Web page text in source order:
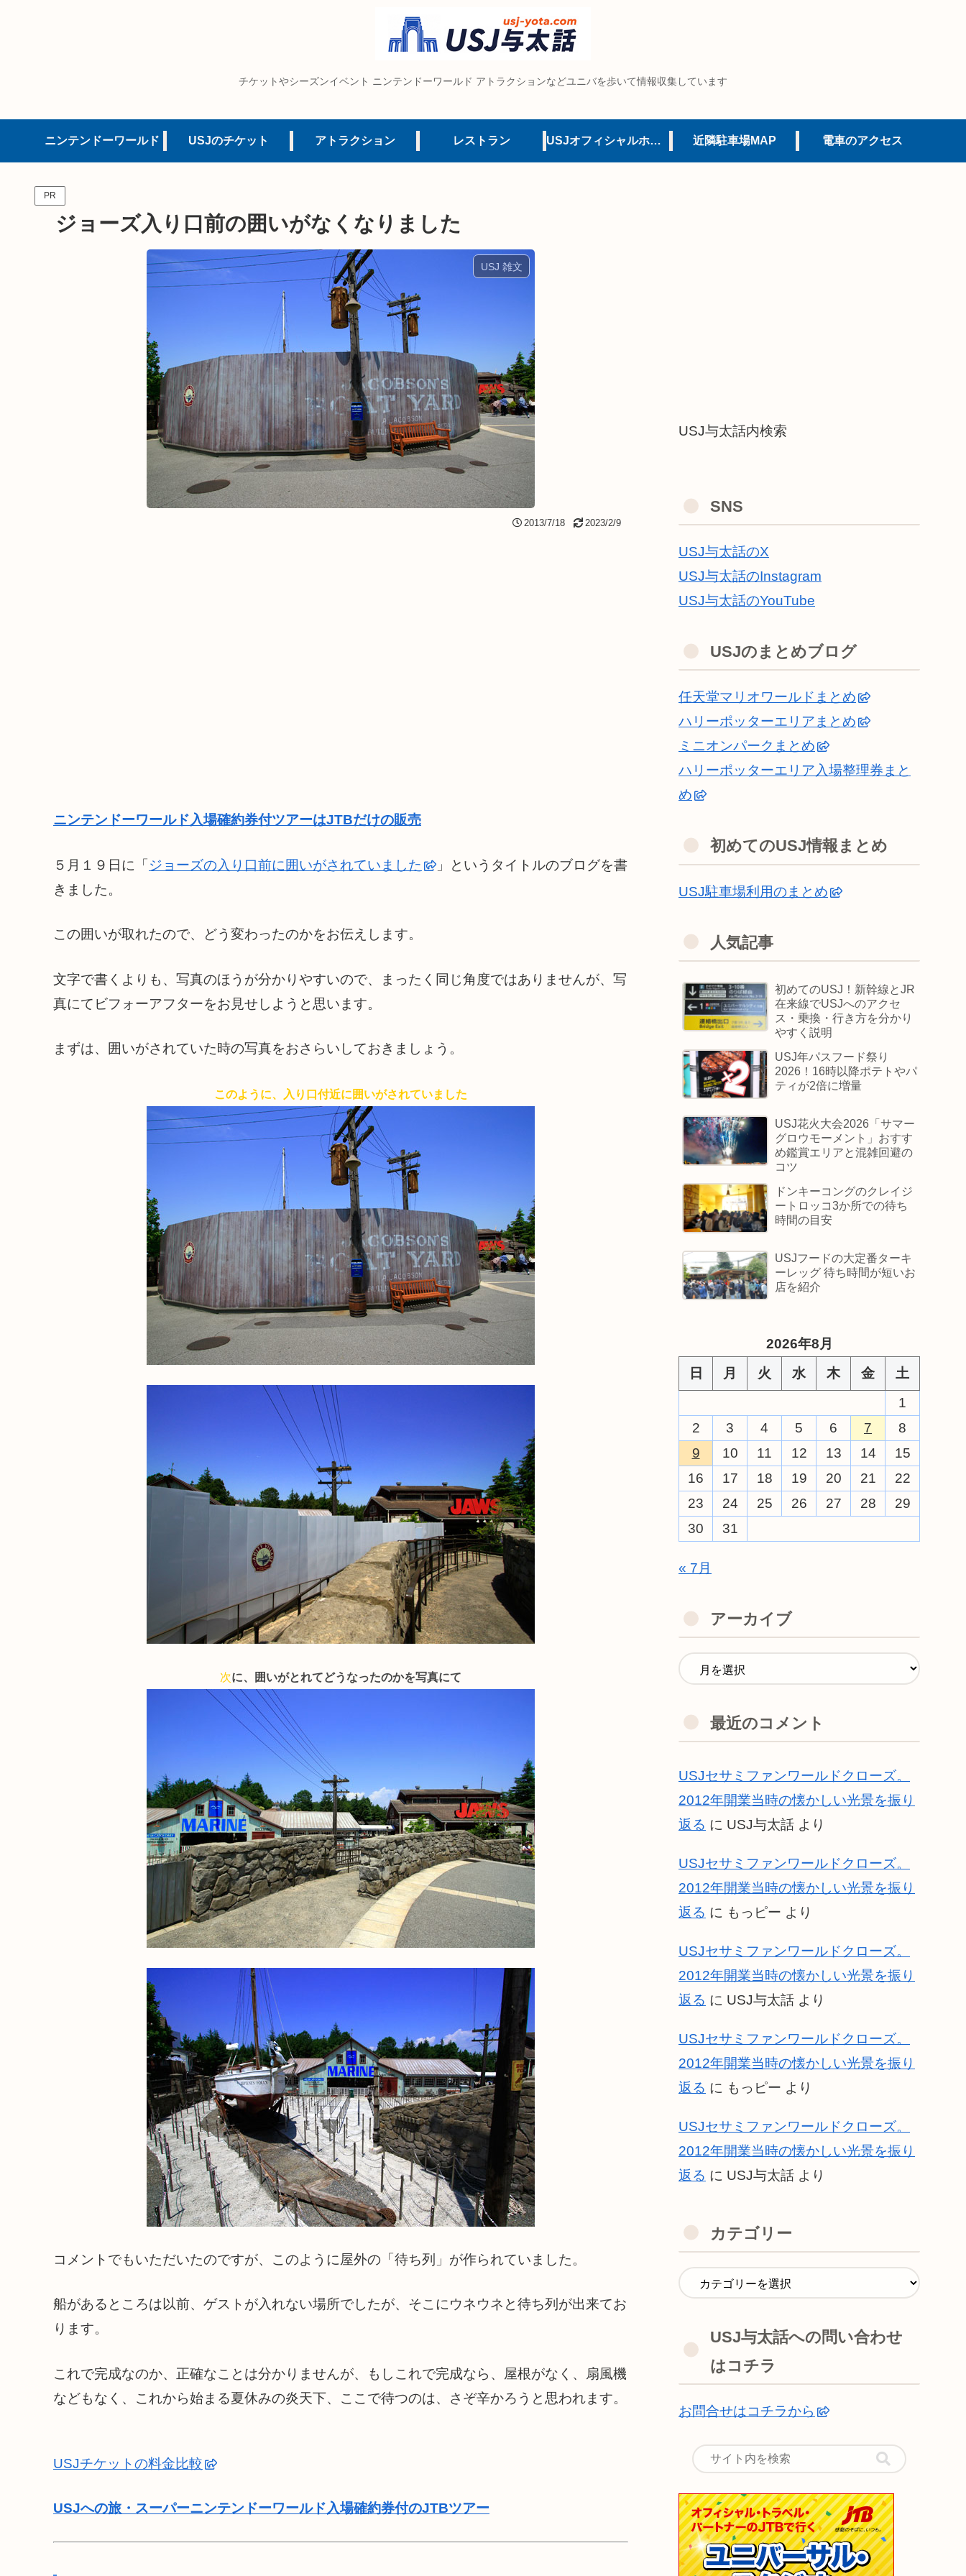
チケットやシーズンイベント ニンテンドーワールド アトラクションなどユニバを歩いて情報収集しています
ニンテンドーワールド USJのチケット アトラクション レストラン USJオフィシャルホテル 近隣駐車場MAP 電車のアクセス
PR
ジョーズ入り口前の囲いがなくなりました
USJ 雑文
2013/7/18 2023/2/9
ニンテンドーワールド入場確約券付ツアーはJTBだけの販売
５月１９日に「ジョーズの入り口前に囲いがされていました
」というタイトルのブログを書
きました。
この囲いが取れたので、どう変わったのかをお伝えします。
文字で書くよりも、写真のほうが分かりやすいので、まったく同じ角度ではありませんが、写
真にてビフォーアフターをお見せしようと思います。
まずは、囲いがされていた時の写真をおさらいしておきましょう。
このように、入り口付近に囲いがされていました
次に、囲いがとれてどうなったのかを写真にて
コメントでもいただいたのですが、このように屋外の「待ち列」が作られていました。
船があるところは以前、ゲストが入れない場所でしたが、そこにウネウネと待ち列が出来てお
ります。
これで完成なのか、正確なことは分かりませんが、もしこれで完成なら、屋根がなく、扇風機
などもなく、これから始まる夏休みの炎天下、ここで待つのは、さぞ辛かろうと思われます。
USJチケットの料金比較
USJへの旅・スーパーニンテンドーワールド入場確約券付のJTBツアー
USJ与太話内検索
SNS
USJ与太話のX
USJ与太話のInstagram
USJ与太話のYouTube
USJのまとめブログ
任天堂マリオワールドまとめ
ハリーポッターエリアまとめ
ミニオンパークまとめ
ハリーポッターエリア入場整理券まと
め
初めてのUSJ情報まとめ
USJ駐車場利用のまとめ
人気記事
初めてのUSJ！新幹線とJR
在来線でUSJへのアクセ
ス・乗換・行き方を分かり
やすく説明
USJ年パスフード祭り
2026！16時以降ポテトやパ
ティが2倍に増量
USJ花火大会2026「サマー
グロウモーメント」おすす
め鑑賞エリアと混雑回避の
コツ
ドンキーコングのクレイジ
ートロッコ3か所での待ち
時間の目安
USJフードの大定番ターキ
ーレッグ 待ち時間が短いお
店を紹介
2026年8月
日
月 火 水 木 金
土
1
2
3 4 5 6 7
8
9
10 11 12 13 14
15
16
17 18 19 20 21
22
23
24 25 26 27 28
29
30
31
« 7月
アーカイブ
最近のコメント
USJセサミファンワールドクローズ。
2012年開業当時の懐かしい光景を振り
返る に USJ与太話 より
USJセサミファンワールドクローズ。
2012年開業当時の懐かしい光景を振り
返る に もっピー より
USJセサミファンワールドクローズ。
2012年開業当時の懐かしい光景を振り
返る に USJ与太話 より
USJセサミファンワールドクローズ。
2012年開業当時の懐かしい光景を振り
返る に もっピー より
USJセサミファンワールドクローズ。
2012年開業当時の懐かしい光景を振り
返る に USJ与太話 より
カテゴリー
USJ与太話への問い合わせ
はコチラ
お問合せはコチラから